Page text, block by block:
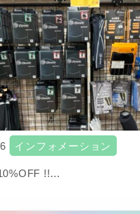
インフォメーション
!!…